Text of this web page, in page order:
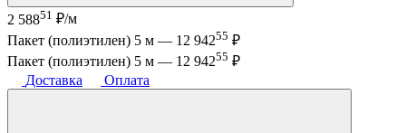
2 58851 ₽/м
Пакет (полиэтилен) 5 м — 12 94255 ₽
Пакет (полиэтилен) 5 м — 12 94255 ₽
Доставка
Оплата